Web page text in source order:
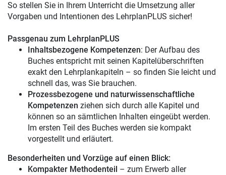
So stellen Sie in Ihrem Unterricht die Umsetzung aller
Vorgaben und Intentionen des LehrplanPLUS sicher!
Passgenau zum LehrplanPLUS
Inhaltsbezogene Kompetenzen: Der Aufbau des
Buches entspricht mit seinen Kapitelüberschriften
exakt den Lehrplankapiteln – so finden Sie leicht und
schnell das, was Sie brauchen.
Prozessbezogene und naturwissenschaftliche
Kompetenzen ziehen sich durch alle Kapitel und
können so an sämtlichen Inhalten eingeübt werden.
Im ersten Teil des Buches werden sie kompakt
vorgestellt und erläutert.
Besonderheiten und Vorzüge auf einen Blick:
Kompakter Methodenteil – zum Erwerb aller